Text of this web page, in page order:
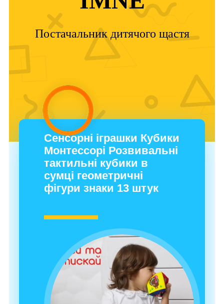
Постачальник дитячого щастя
Сенсорні іграшки Кубики
Монтессорі Розвивальні
тактильні кубики в
сумці геометричні
фігури знаки 13 штук